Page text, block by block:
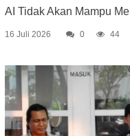
AI Tidak Akan Mampu
16 Juli 2026 0 44